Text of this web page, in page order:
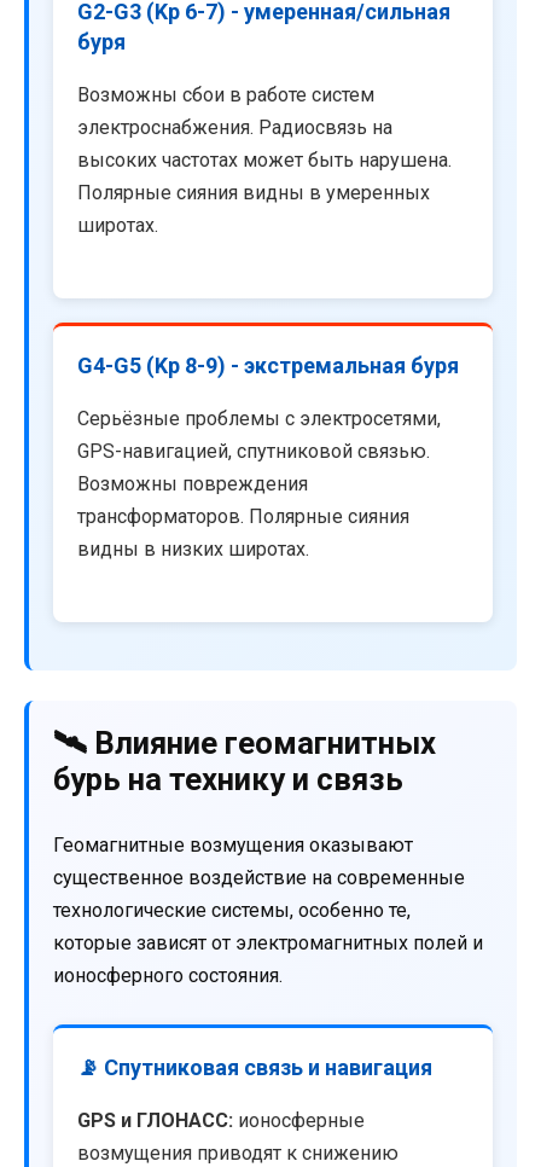
G2-G3 (Kp 6-7) - умеренная/сильная
буря
Возможны сбои в работе систем
электроснабжения. Радиосвязь на
высоких частотах может быть нарушена.
Полярные сияния видны в умеренных
широтах.
G4-G5 (Kp 8-9) - экстремальная буря
Серьёзные проблемы с электросетями,
GPS-навигацией, спутниковой связью.
Возможны повреждения
трансформаторов. Полярные сияния
видны в низких широтах.
🛰️ Влияние геомагнитных
бурь на технику и связь
Геомагнитные возмущения оказывают
существенное воздействие на современные
технологические системы, особенно те,
которые зависят от электромагнитных полей и
ионосферного состояния.
📡 Спутниковая связь и навигация
GPS и ГЛОНАСС: ионосферные
возмущения приводят к снижению